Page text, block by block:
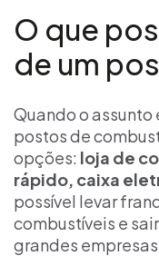
O que
de um
Quando o assunto
postos de
opções: loja de
rápido, caixa
possível levar
combustíveis e
grandes empresas